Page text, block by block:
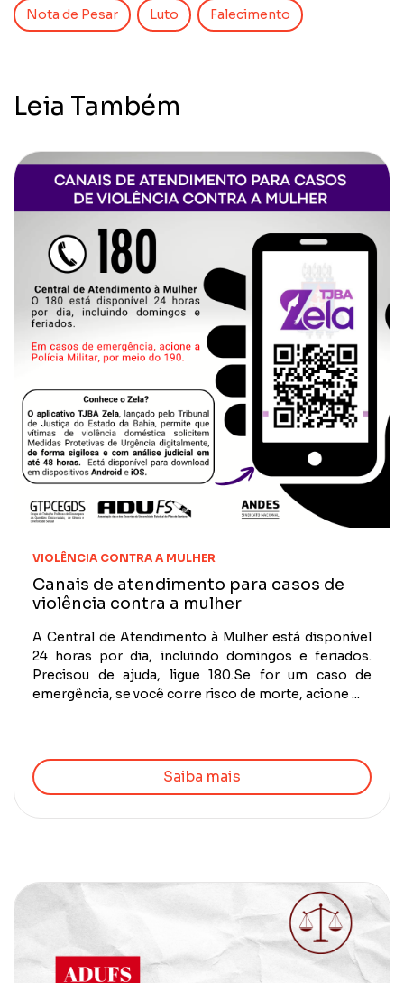
Nota de Pesar Luto Falecimento
Leia Também
VIOLÊNCIA CONTRA A MULHER
Canais de atendimento para casos de
violência contra a mulher
A Central de Atendimento à Mulher está disponível
24 horas por dia, incluindo domingos e feriados.
Precisou de ajuda, ligue 180.Se for um caso de
emergência, se você corre risco de morte, acione ...
Saiba mais